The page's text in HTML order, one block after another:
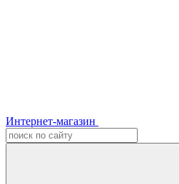
Интернет-магазин